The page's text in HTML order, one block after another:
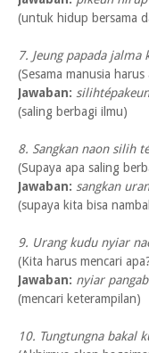
(untuk hidup bersama
7. Jeung papada jalma
(Sesama manusia harus
Jawaban:
(saling berbagi ilmu)
8. Sangkan naon silih
(Supaya apa saling
Jawaban: sangkan
(supaya kita bisa
9. Urang kudu nyiar
(Kita harus mencari
Jawaban: nyiar
(mencari keterampilan)
10. Tungtungna bakal